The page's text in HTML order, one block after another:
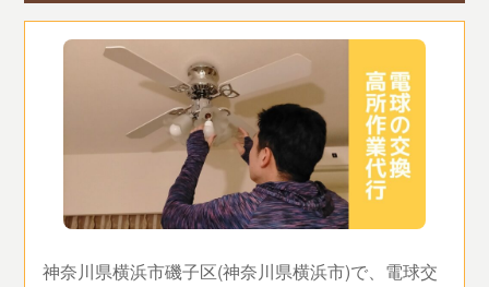
神奈川県横浜市磯子区(神奈川県横浜市)で、電球交